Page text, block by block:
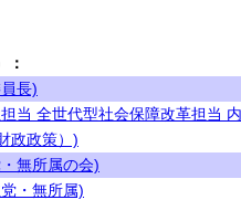
：
長)
当 全世代型社会保障改革担当
政政策）)
無所属の会)
・無所属)